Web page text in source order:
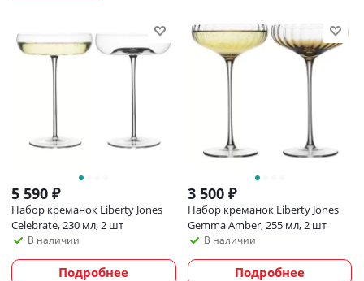
5 590 ₽
Набор креманок Liberty Jones
Celebrate, 230 мл, 2 шт
В наличии
Подробнее
3 500₽
Набор креманок Liberty Jones
Gemma Amber, 255 мл, 2 шт
В наличии
Подробнее